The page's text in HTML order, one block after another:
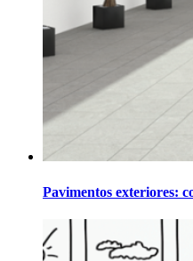
Pavimentos exteriores: